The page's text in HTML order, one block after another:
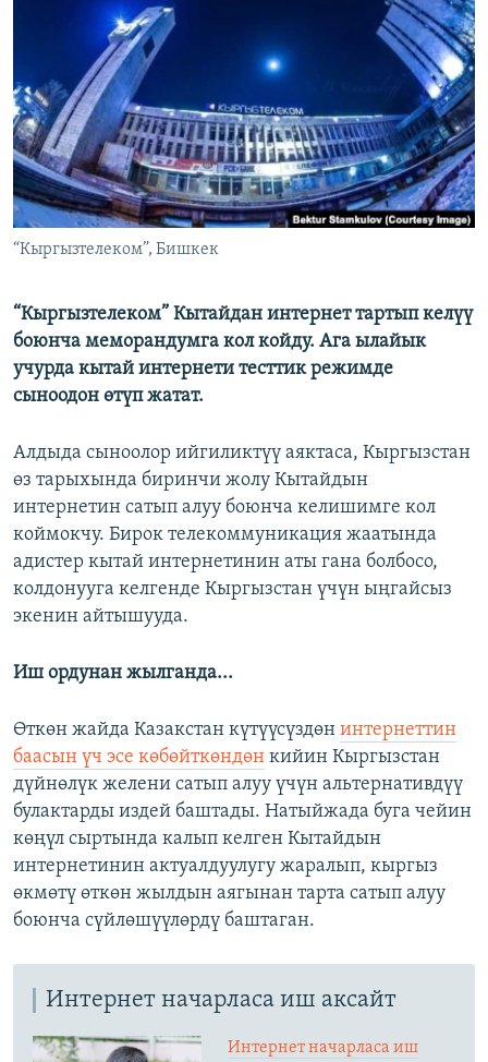
ЭЖЕ-СИҢДИЛЕР
АЗАТТЫК+
ЫҢГАЙСЫЗ СУРООЛОР
ОНЛАЙН ШЕРИНЕ
ЭЕ/АРнун бардык сайттары
“Кыргызтелеком”, Бишкек
“Кыргызтелеком” Кытайдан интернет тартып келүү
боюнча меморандумга кол койду. Ага ылайык
учурда кытай интернети тесттик режимде
сыноодон өтүп жатат.
Алдыда сыноолор ийгиликтүү аяктаса, Кыргызстан
өз тарыхында биринчи жолу Кытайдын
интернетин сатып алуу боюнча келишимге кол
коймокчу. Бирок телекоммуникация жаатында
адистер кытай интернетинин аты гана болбосо,
колдонууга келгенде Кыргызстан үчүн ыңгайсыз
экенин айтышууда.
Иш ордунан жылганда...
Өткөн жайда Казакстан күтүүсүздөн интернеттин
баасын үч эсе көбөйткөндөн кийин Кыргызстан
дүйнөлүк желени сатып алуу үчүн альтернативдүү
булактарды издей баштады. Натыйжада буга чейин
көңүл сыртында калып келген Кытайдын
интернетинин актуалдуулугу жаралып, кыргыз
өкмөтү өткөн жылдын аягынан тарта сатып алуу
боюнча сүйлөшүүлөрдү баштаган.
Интернет начарласа иш аксайт
Интернет начарласа иш